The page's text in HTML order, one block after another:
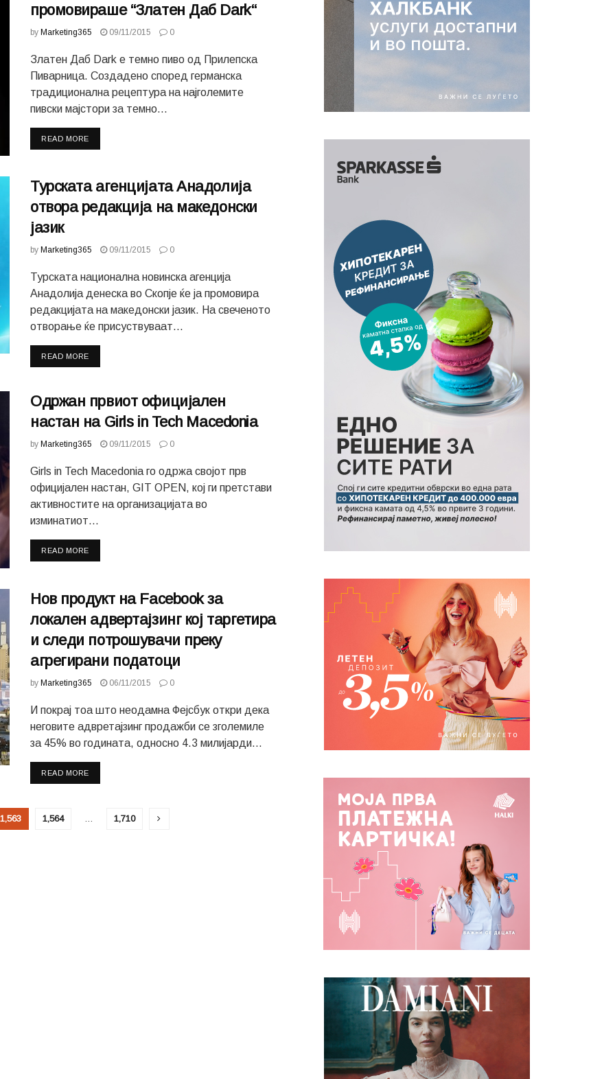
промовираше “Златен Даб Dark“
by Marketing365 09/11/2015 0
Златен Даб Dark е темно пиво од Прилепска
Пиварница. Создадено според германска
традиционална рецептура на најголемите
пивски мајстори за темно...
READ MORE
Турската агенцијата Анадолија
отвора редакција на македонски
јазик
by Marketing365 09/11/2015 0
Турската национална новинска агенција
Анадолија денеска во Скопје ќе ја промовира
редакцијата на македонски јазик. На свеченото
отворање ќе присуствуваат...
READ MORE
Одржан првиот официјален
настан на Girls in Tech Macedonia
by Marketing365 09/11/2015 0
Girls in Tech Macedonia го одржа својот прв
официјален настан, GIT OPEN, кој ги претстави
активностите на организацијата во
изминатиот...
READ MORE
Нов продукт на Facebook за
локален адвертајзинг кој таргетира
и следи потрошувачи преку
агрегирани податоци
by Marketing365 06/11/2015 0
И покрај тоа што неодамна Фејсбук откри дека
неговите адвретајзинг продажби се зголемиле
за 45% во годината, односно 4.3 милијарди...
READ MORE
1,563 1,564 1,710